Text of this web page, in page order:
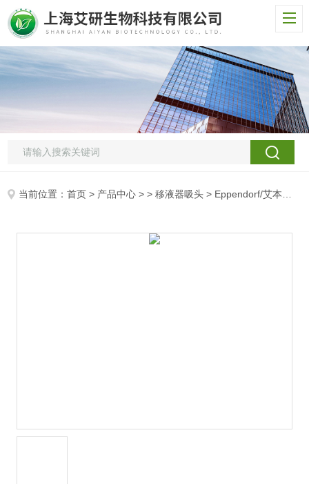
当前位置：首页 > 产品中心 > >移液器吸头 > Eppendorf/艾本德手动连续分液器分液管（Combitips plus分液管）